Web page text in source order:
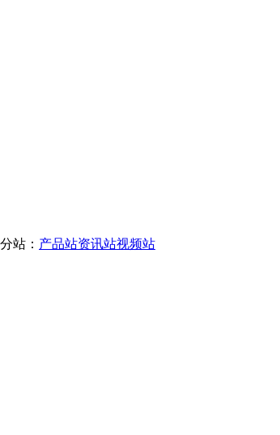
站： 产品站资讯站视频站